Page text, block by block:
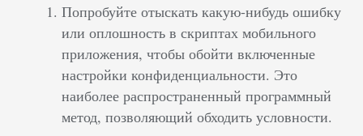
Попробуйте отыскать какую-нибудь ошибку
или оплошность в скриптах мобильного
приложения, чтобы обойти включенные
настройки конфиденциальности. Это
наиболее распространенный программный
метод, позволяющий обходить условности.